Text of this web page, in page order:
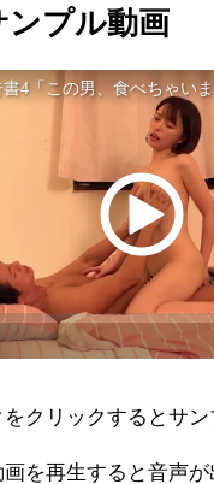
プル動画
クリックするとサ
を再生すると音声が